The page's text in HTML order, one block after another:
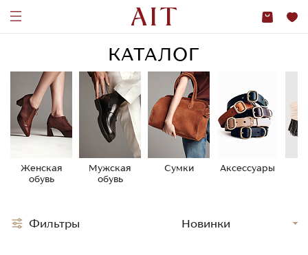
КАТАЛОГ
Женская
обувь
Мужская
обувь
Сумки Аксессуары
Фильтры